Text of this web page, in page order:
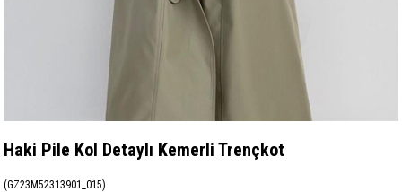
Haki Pile Kol Detaylı Kemerli Trençkot
(GZ23M52313901_015)